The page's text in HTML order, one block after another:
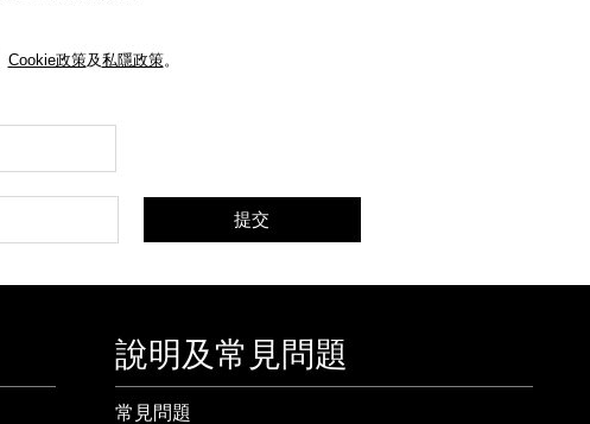
Cookie政策及私隱政策。
提交
說明及常見問題
常見問題